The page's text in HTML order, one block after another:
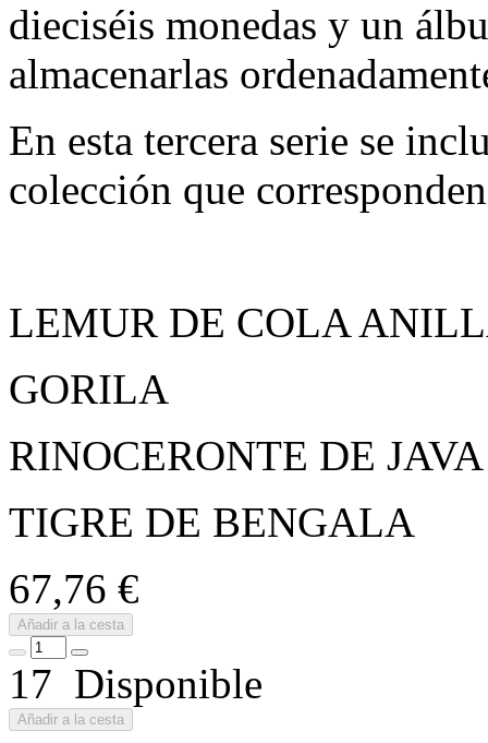
dieciséis monedas y un
almacenarlas
En esta tercera serie se
colección que
LEMUR DE COLA
GORILA
RINOCERONTE DE JAVA
TIGRE DE BENGALA
67,76 €
Añadir a la cesta
17 Disponible
Añadir a la cesta